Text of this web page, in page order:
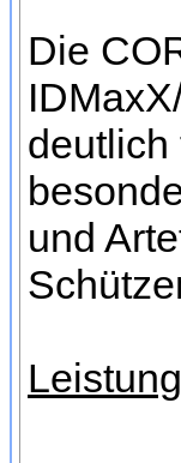
Die
deutlich
und